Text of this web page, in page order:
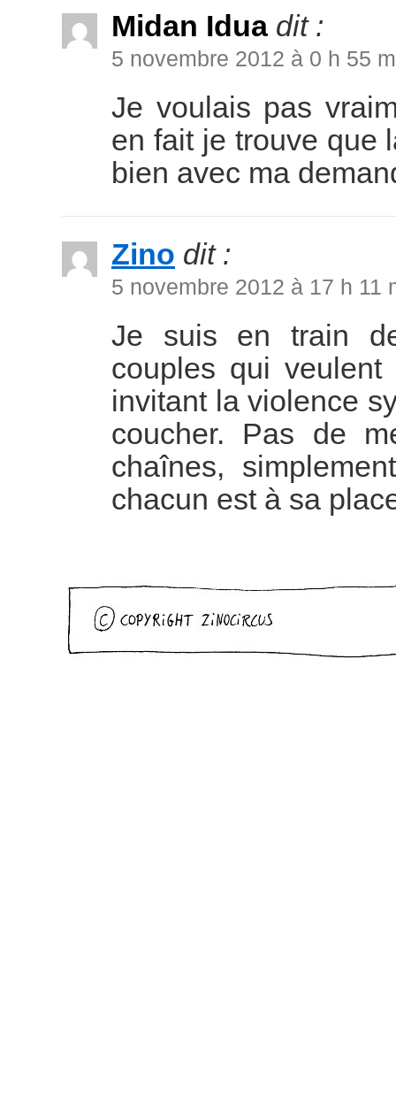
Midan Idua dit :
5 novembre 2012 à 0 h 55
Je voulais pas
en fait je trouve que
bien avec ma
Zino dit :
5 novembre 2012 à 17 h 11
Je suis en train
couples qui
invitant la violence
coucher. Pas de
chaînes,
chacun est à sa